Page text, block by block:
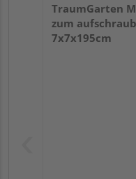
TraumGarten
zum
7x7x195cm